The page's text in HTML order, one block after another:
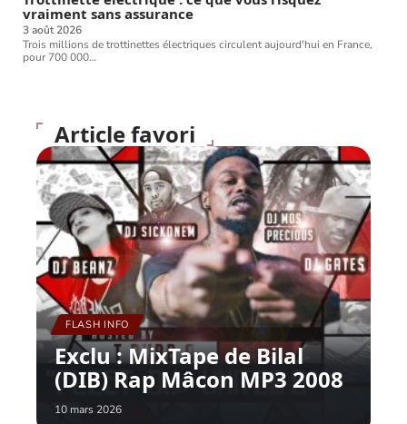
vraiment sans assurance
3 août 2026
Trois millions de trottinettes électriques circulent aujourd'hui en France,
pour 700 000…
Article favori
FLASH INFO
Exclu : MixTape de Bilal
(DIB) Rap Mâcon MP3 2008
10 mars 2026